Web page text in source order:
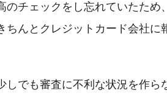
のチェックをし忘れていたた
ちんとクレジットカード会社
しでも審査に不利な状況を作